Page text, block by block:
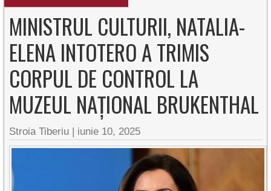
MINISTRUL CULTURII, NATALIA-
ELENA INTOTERO A TRIMIS
CORPUL DE CONTROL LA
MUZEUL NAȚIONAL BRUKENTHAL
Stroia Tiberiu | iunie 10, 2025